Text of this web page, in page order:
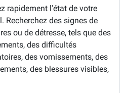
rapidement l'état de votre
Recherchez des signes de
ou de détresse, tels que des
des difficultés
des vomissements, des
des blessures visibles,